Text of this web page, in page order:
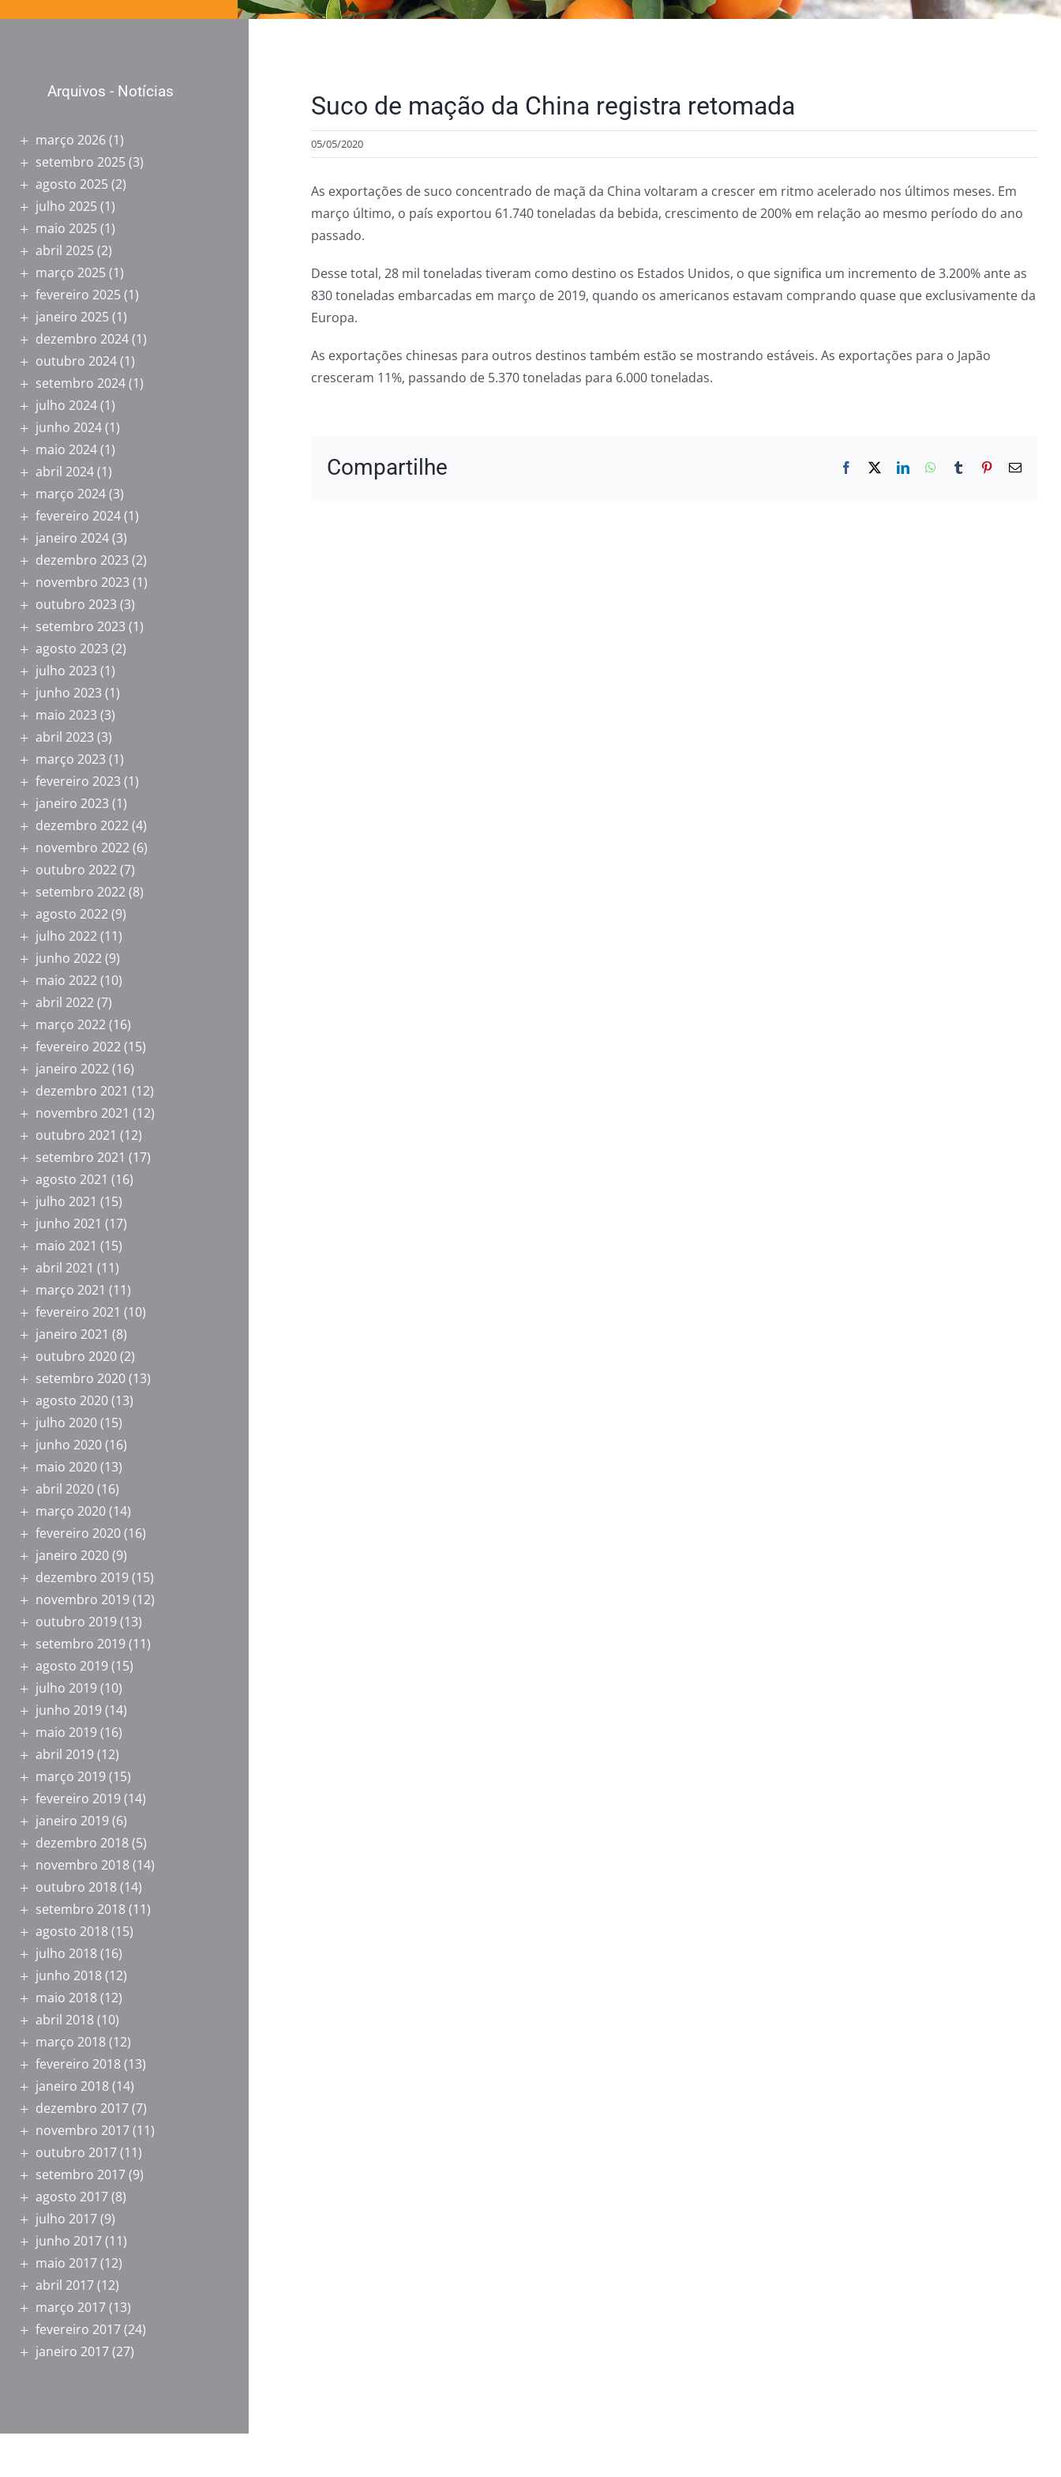
Suco de mação da China registra retomada
05/05/2020
As exportações de suco concentrado de maçã da China voltaram a crescer em ritmo acelerado nos últimos meses. Em
março último, o país exportou 61.740 toneladas da bebida, crescimento de 200% em relação ao mesmo período do ano
passado.
Desse total, 28 mil toneladas tiveram como destino os Estados Unidos, o que significa um incremento de 3.200% ante as
830 toneladas embarcadas em março de 2019, quando os americanos estavam comprando quase que exclusivamente da
Europa.
As exportações chinesas para outros destinos também estão se mostrando estáveis. As exportações para o Japão
cresceram 11%, passando de 5.370 toneladas para 6.000 toneladas.
Compartilhe Facebook LinkedInWhatsApp
Tumblr Pinterest
E-
Arquivos - Notícias
março 2026(1)
setembro 2025 (3)
agosto 2025 (2)
julho 2025 (1)
maio 2025 (1)
abril 2025 (2)
março 2025 (1)
fevereiro 2025 (1)
janeiro 2025 (1)
dezembro 2024(1)
outubro 2024(1)
setembro 2024(1)
julho 2024(1)
junho 2024(1)
maio 2024(1)
abril 2024(1)
março 2024(3)
fevereiro 2024(1)
janeiro 2024(3)
dezembro 2023 (2)
novembro 2023 (1)
outubro 2023 (3)
setembro 2023 (1)
agosto 2023 (2)
julho 2023 (1)
junho 2023 (1)
maio 2023 (3)
abril 2023 (3)
março 2023 (1)
fevereiro 2023 (1)
janeiro 2023 (1)
dezembro 2022(4)
novembro 2022(6)
outubro 2022(7)
setembro 2022(8)
agosto 2022(9)
julho 2022(11)
junho 2022(9)
maio 2022(10)
abril 2022(7)
março 2022(16)
fevereiro 2022(15)
janeiro 2022(16)
dezembro 2021 (12)
novembro 2021 (12)
outubro 2021 (12)
setembro 2021 (17)
agosto 2021 (16)
julho 2021 (15)
junho 2021 (17)
maio 2021 (15)
abril 2021 (11)
março 2021 (11)
fevereiro 2021 (10)
janeiro 2021 (8)
outubro 2020(2)
setembro 2020(13)
agosto 2020(13)
julho 2020(15)
junho 2020(16)
maio 2020(13)
abril 2020(16)
março 2020(14)
fevereiro 2020(16)
janeiro 2020(9)
dezembro 2019(15)
novembro 2019(12)
outubro 2019(13)
setembro 2019(11)
agosto 2019(15)
julho 2019(10)
junho 2019(14)
maio 2019(16)
abril 2019(12)
março 2019(15)
fevereiro 2019(14)
janeiro 2019(6)
dezembro 2018(5)
novembro 2018(14)
outubro 2018(14)
setembro 2018(11)
agosto 2018(15)
julho 2018(16)
junho 2018(12)
maio 2018(12)
abril 2018(10)
março 2018(12)
fevereiro 2018(13)
janeiro 2018(14)
dezembro 2017(7)
novembro 2017(11)
outubro 2017(11)
setembro 2017(9)
agosto 2017(8)
julho 2017(9)
junho 2017(11)
maio 2017(12)
abril 2017(12)
março 2017(13)
fevereiro 2017(24)
janeiro 2017(27)